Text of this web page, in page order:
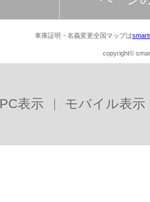
車庫証明・名義変更全国マップは
copyright©
PC表示 モバイル表示